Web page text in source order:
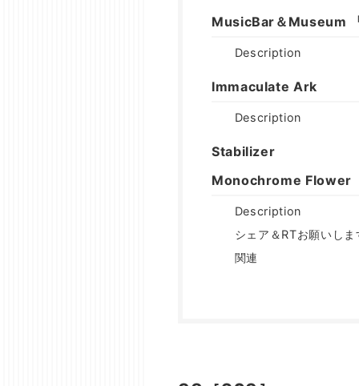
MusicBar＆Museum
Description
Immaculate Ark
Description
Stabilizer
Monochrome Flower
Description
シェア＆RTお願いしま
関連